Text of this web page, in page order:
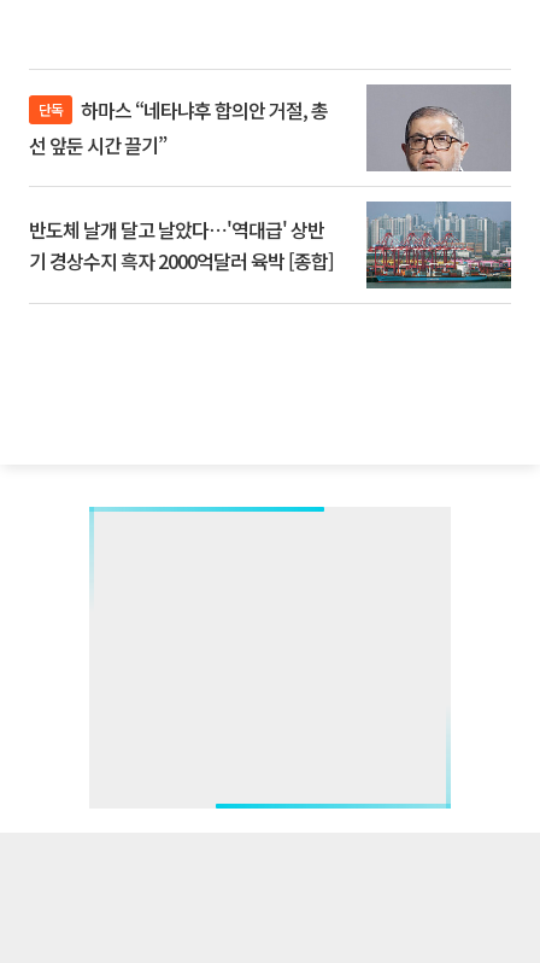
단독
선 앞둔 시간 끌기”
반도체 날개 달고 날았다⋯'역대급' 상반
기 경상수지 흑자 2000억달러 육박 [종합]